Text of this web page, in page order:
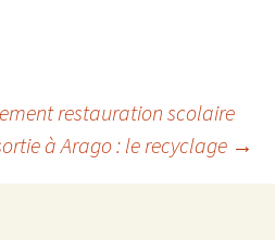
restauration scolaire
à Arago : le recyclage →